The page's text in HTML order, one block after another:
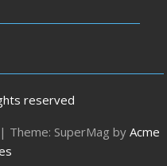
reserved
| Theme: SuperMag by Acme